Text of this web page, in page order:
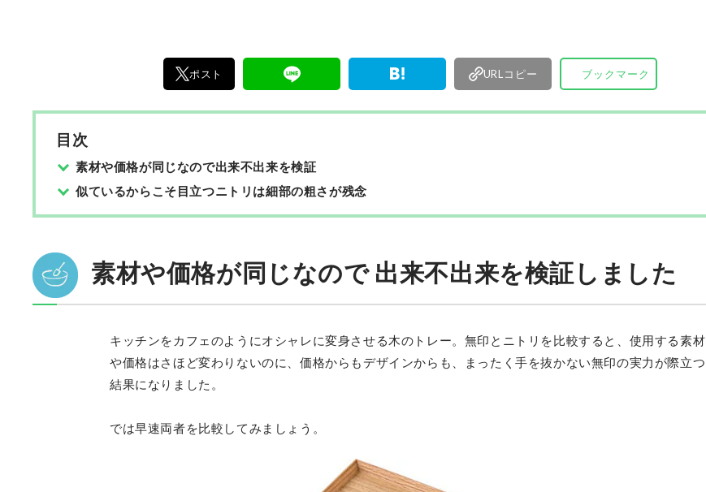
ポスト URLコピー ブックマーク
目次
素材や価格が同じなので出来不出来を検証
似ているからこそ目立つニトリは細部の粗さが残念
素材や価格が同じなので 出来不出来を検証しました
キッチンをカフェのようにオシャレに変身させる木のトレー。無印とニトリを比較すると、使用する素材
や価格はさほど変わりないのに、価格からもデザインからも、まったく手を抜かない無印の実力が際立つ
結果になりました。
では早速両者を比較してみましょう。